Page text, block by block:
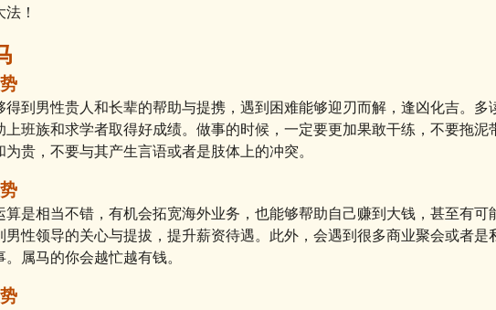
！
得到男性贵人和长辈的帮助与提携，遇到困难能够迎刃而解，逢凶化吉。多
上班族和求学者取得好成绩。做事的时候，一定要更加果敢干练，不要拖
为贵，不要与其产生言语或者是肢体上的冲突。
算是相当不错，有机会拓宽海外业务，也能够帮助自己赚到大钱，甚至有可
男性领导的关心与提拔，提升薪资待遇。此外，会遇到很多商业聚会或者是
。属马的你会越忙越有钱。